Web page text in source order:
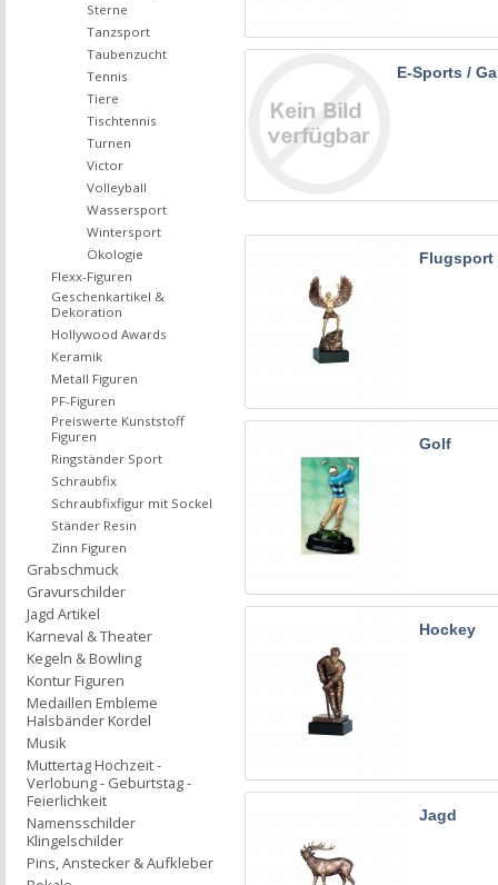
E-Sports /
Flugsport
Golf
Hockey
Jagd
Sterne
Tanzsport
Taubenzucht
Tennis
Tiere
Tischtennis
Turnen
Victor
Volleyball
Wassersport
Wintersport
Ökologie
Flexx-Figuren
Geschenkartikel &
Dekoration
Hollywood Awards
Keramik
Metall Figuren
PF-Figuren
Preiswerte Kunststoff
Figuren
Ringständer Sport
Schraubfix
Schraubfixfigur mit Sockel
Ständer Resin
Zinn Figuren
Grabschmuck
Gravurschilder
Jagd Artikel
Karneval & Theater
Kegeln & Bowling
Kontur Figuren
Medaillen Embleme
Halsbänder Kordel
Musik
Muttertag Hochzeit -
Verlobung - Geburtstag -
Feierlichkeit
Namensschilder
Klingelschilder
Pins, Anstecker & Aufkleber